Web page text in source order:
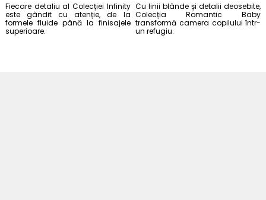
Fiecare detaliu al Colecției Infinity
este gândit cu atenție, de la
formele fluide până la finisajele
superioare.
Cu linii blânde și detalii deosebite,
Colecția Romantic Baby
transformă camera copilului într-
un refugiu.